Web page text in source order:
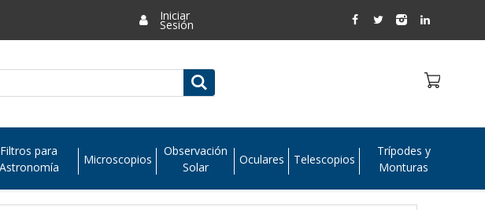
Iniciar
Sesión
Filtros para
Astronomía
Microscopios
Observación
Solar
Oculares Telescopios
Trípodes y
Monturas